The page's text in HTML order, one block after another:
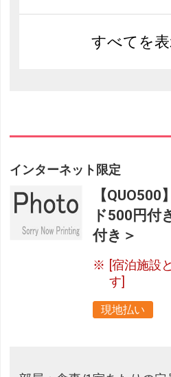
すべてを
インターネット限定
【
ド500円付
付き＞
[宿泊施設
す]
現地払い